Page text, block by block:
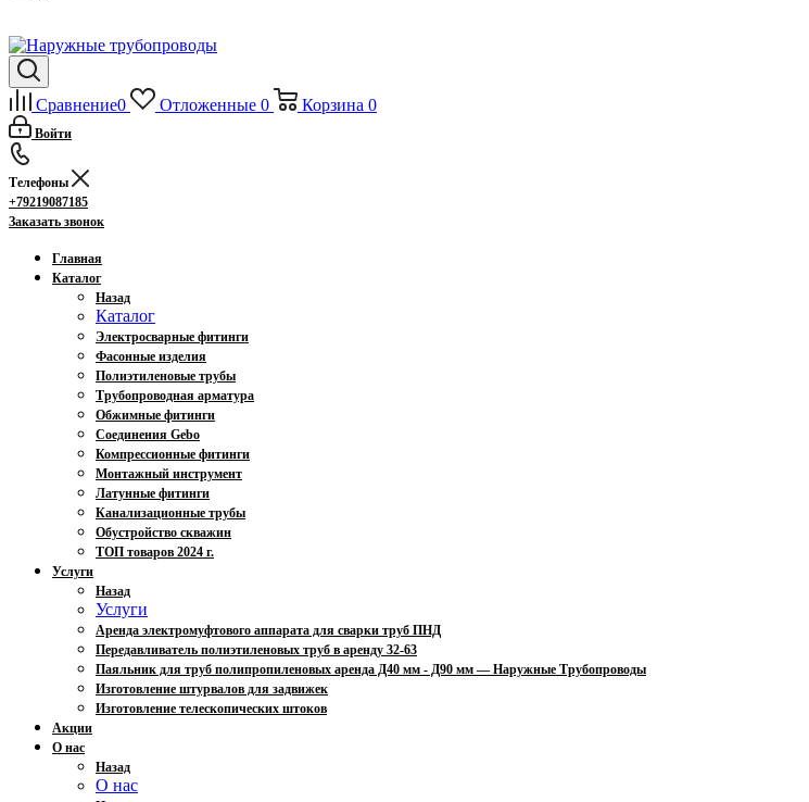
Сравнение0 Отложенные 0 Корзина 0
Войти
Телефоны
+79219087185
Заказать звонок
Главная
Каталог
Назад
Каталог
Электросварные фитинги
Фасонные изделия
Полиэтиленовые трубы
Трубопроводная арматура
Обжимные фитинги
Соединения Gebo
Компрессионные фитинги
Монтажный инструмент
Латунные фитинги
Канализационные трубы
Обустройство скважин
ТОП товаров 2024 г.
Услуги
Назад
Услуги
Аренда электромуфтового аппарата для сварки труб ПНД
Передавливатель полиэтиленовых труб в аренду 32-63
Паяльник для труб полипропиленовых аренда Д40 мм - Д90 мм — Наружные Трубопроводы
Изготовление штурвалов для задвижек
Изготовление телескопических штоков
Акции
О нас
Назад
О нас